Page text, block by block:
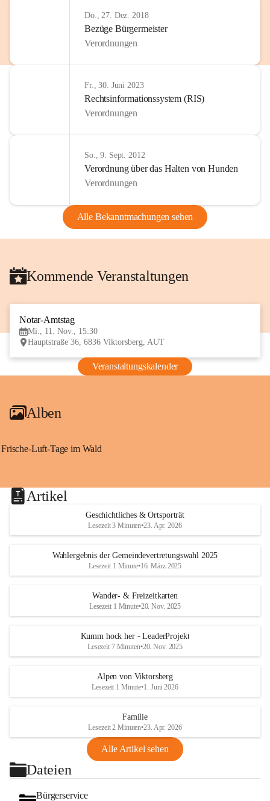
Do., 27. Dez. 2018
Bezüge Bürgermeister
Verordnungen
Fr., 30. Juni 2023
Rechtsinformationssystem (RIS)
Verordnungen
So., 9. Sept. 2012
Verordnung über das Halten von Hunden
Verordnungen
Alle Bekanntmachungen sehen
Kommende Veranstaltungen
Notar-Amtstag
Mi., 11. Nov., 15:30
Hauptstraße 36, 6836 Viktorsberg, AUT
Veranstaltungskalender
Alben
Frische-Luft-Tage im Wald
Artikel
Geschichtliches & Ortsporträt
Lesezeit 3 Minuten•23. Apr. 2026
Wahlergebnis der Gemeindevertretungswahl 2025
Lesezeit 1 Minute•16. März 2025
Wander- & Freizeitkarten
Lesezeit 1 Minute•20. Nov. 2025
Kumm hock her - LeaderProjekt
Lesezeit 7 Minuten•20. Nov. 2025
Alpen von Viktorsberg
Lesezeit 1 Minute•1. Juni 2026
Familie
Lesezeit 2 Minuten•23. Apr. 2026
Alle Artikel sehen
Dateien
Bürgerservice